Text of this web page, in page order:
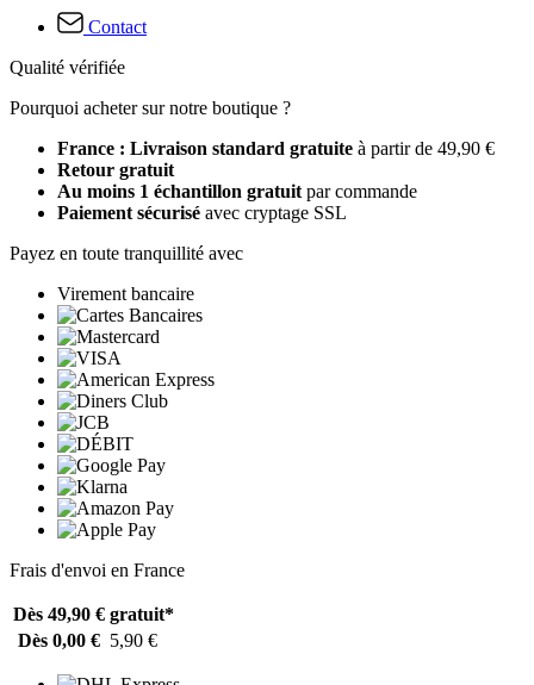
Contact
Qualité vérifiée
Pourquoi acheter sur notre boutique ?
France : Livraison standard gratuite à partir de 49,90 €
Retour gratuit
Au moins 1 échantillon gratuit par commande
Paiement sécurisé avec cryptage SSL
Payez en toute tranquillité avec
Virement bancaire
Frais d'envoi en France
Dès 49,90 € gratuit*
Dès 0,00 € 5,90 €